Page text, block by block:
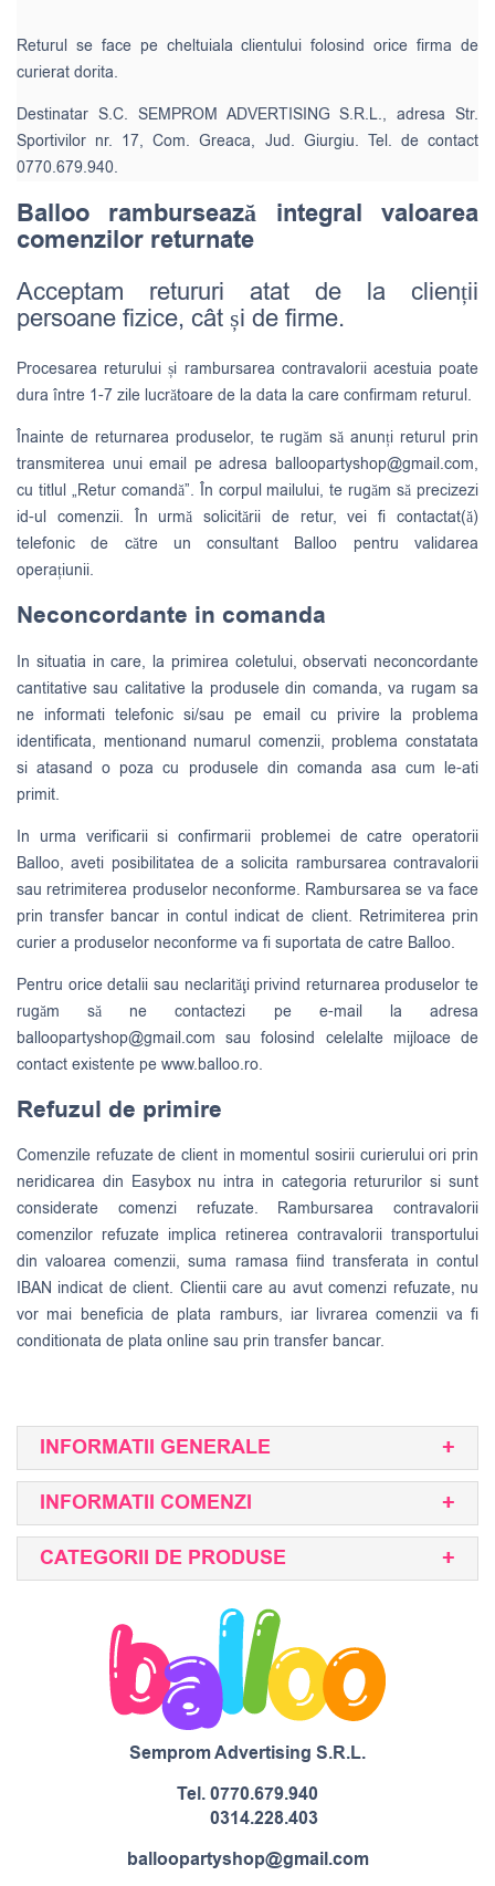
Returul se face pe cheltuiala clientului folosind orice firma de
curierat dorita.
Destinatar S.C. SEMPROM ADVERTISING S.R.L., adresa Str.
Sportivilor nr. 17, Com. Greaca, Jud. Giurgiu. Tel. de contact
0770.679.940.
Balloo rambursează integral valoarea
comenzilor returnate
Acceptam retururi atat de la clienții
persoane fizice, cât și de firme.
Procesarea returului și rambursarea contravalorii acestuia poate
dura între 1-7 zile lucrătoare de la data la care confirmam returul.
Înainte de returnarea produselor, te rugăm să anunți returul prin
transmiterea unui email pe adresa balloopartyshop@gmail.com,
cu titlul „Retur comandă”. În corpul mailului, te rugăm să precizezi
id-ul comenzii. În urmă solicitării de retur, vei fi contactat(ă)
telefonic de către un consultant Balloo pentru validarea
operațiunii.
Neconcordante in comanda
In situatia in care, la primirea coletului, observati neconcordante
cantitative sau calitative la produsele din comanda, va rugam sa
ne informati telefonic si/sau pe email cu privire la problema
identificata, mentionand numarul comenzii, problema constatata
si atasand o poza cu produsele din comanda asa cum le-ati
primit.
In urma verificarii si confirmarii problemei de catre operatorii
Balloo, aveti posibilitatea de a solicita rambursarea contravalorii
sau retrimiterea produselor neconforme. Rambursarea se va face
prin transfer bancar in contul indicat de client. Retrimiterea prin
curier a produselor neconforme va fi suportata de catre Balloo.
Pentru orice detalii sau neclarităţi privind returnarea produselor te
rugăm să ne contactezi pe e-mail la adresa
balloopartyshop@gmail.com sau folosind celelalte mijloace de
contact existente pe www.balloo.ro.
Refuzul de primire
Comenzile refuzate de client in momentul sosirii curierului ori prin
neridicarea din Easybox nu intra in categoria retururilor si sunt
considerate comenzi refuzate. Rambursarea contravalorii
comenzilor refuzate implica retinerea contravalorii transportului
din valoarea comenzii, suma ramasa fiind transferata in contul
IBAN indicat de client. Clientii care au avut comenzi refuzate, nu
vor mai beneficia de plata ramburs, iar livrarea comenzii va fi
conditionata de plata online sau prin transfer bancar.
INFORMATII GENERALE
INFORMATII COMENZI
CATEGORII DE PRODUSE
Semprom Advertising S.R.L.
Tel.0770.679.940
0314.228.403
balloopartyshop@gmail.com